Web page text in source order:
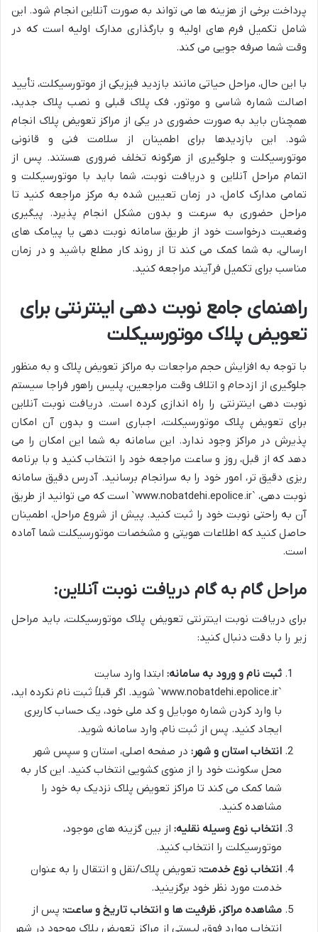
پرداخت برخی از هزینه ها می تواند به صورت آنلاین انجام شود. این
شامل تکمیل فرم های اولیه و بارگذاری مدارک اولیه است که در
وقت شما صرفه جویی می کند.
با این حال، مراحل حیاتی مانند بازدید فیزیکی از موتورسیکلت، تأیید
اصالت شماره شاسی و موتور، فک پلاک قبلی و نصب پلاک جدید،
همچنان باید به صورت حضوری در یکی از مراکز تعویض پلاک انجام
شود. این بازدیدها برای اطمینان از سلامت فنی و قانونی
موتورسیکلت و جلوگیری از هرگونه تخلف ضروری هستند. پس از
اتمام مراحل آنلاین و دریافت نوبت، شما باید با موتورسیکلت و
تمامی مدارک کامل، در زمان تعیین شده به مرکز مراجعه کنید تا
مراحل حضوری به سرعت و بدون مشکل انجام پذیرد. پیگیری
وضعیت درخواست خود از طریق سامانه نوبت دهی یا پیامک های
ارسالی، به شما کمک می کند تا از روند کار مطلع باشید و در زمان
مناسب برای تکمیل فرآیند مراجعه کنید.
راهنمای جامع نوبت دهی اینترنتی برای
تعویض پلاک موتورسیکلت
با توجه به افزایش حجم مراجعات به مراکز تعویض پلاک و به منظور
جلوگیری از ازدحام و اتلاف وقت مراجعین، پلیس راهور فراجا سیستم
نوبت دهی اینترنتی را راه اندازی کرده است. دریافت نوبت آنلاین
برای تعویض پلاک موتورسیکلت، اجباری است و بدون آن امکان
پذیرش در مراکز وجود ندارد. این سامانه به شما این امکان را می
دهد که از قبل، روز و ساعت مراجعه خود را انتخاب کنید و با برنامه
ریزی دقیق تر، امور خود را به سرانجام برسانید. آدرس دقیق سامانه
نوبت دهی، `www.nobatdehi.epolice.ir` است که می توانید از طریق
آن به راحتی نوبت خود را ثبت کنید. پیش از شروع مراحل، اطمینان
حاصل کنید که اطلاعات هویتی و مشخصات موتورسیکلت شما آماده
است.
مراحل گام به گام دریافت نوبت آنلاین:
برای دریافت نوبت اینترنتی تعویض پلاک موتورسیکلت، باید مراحل
زیر را با دقت دنبال کنید:
ثبت نام و ورود به سامانه: ابتدا وارد سایت
`www.nobatdehi.epolice.ir` شوید. اگر قبلاً ثبت نام نکرده اید،
با وارد کردن شماره موبایل و کد ملی خود، یک حساب کاربری
ایجاد کنید. پس از ثبت نام، وارد سامانه شوید.
انتخاب استان و شهر: در صفحه اصلی، استان و سپس شهر
محل سکونت خود را از منوی کشویی انتخاب کنید. این کار به
شما کمک می کند تا مراکز تعویض پلاک نزدیک به خود را
مشاهده کنید.
انتخاب نوع وسیله نقلیه: از بین گزینه های موجود،
موتورسیکلت را انتخاب کنید.
انتخاب نوع خدمت: تعویض پلاک/نقل و انتقال را به عنوان
خدمت مورد نظر خود برگزینید.
مشاهده مراکز، ظرفیت ها و انتخاب تاریخ و ساعت: پس از
انتخاب موارد فوق، لیستی از مراکز تعویض پلاک موجود در شهر